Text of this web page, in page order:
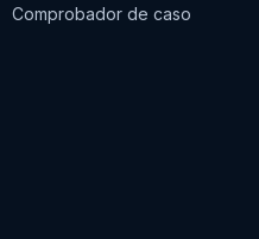
Comprobador de caso